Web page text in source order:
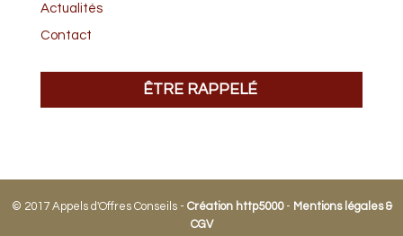
Actualités
Contact
ÊTRE RAPPELÉ
© 2017 Appels d'Offres Conseils - Création http5000- Mentions légales &
CGV